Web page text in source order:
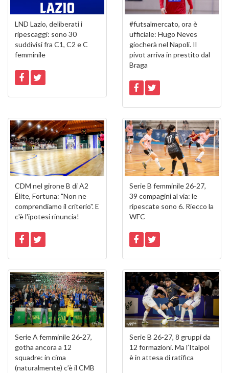
LND Lazio, deliberati i
ripescaggi: sono 30
suddivisi fra C1, C2 e C
femminile
#futsalmercato, ora è
ufficiale: Hugo Neves
giocherà nel Napoli. Il
pivot arriva in prestito dal
Braga
CDM nel girone B di A2
Élite, Fortuna: "Non ne
comprendiamo il criterio". E
c'è l'ipotesi rinuncia!
Serie B femminile 26-27,
39 compagini al via: le
ripescate sono 6. Riecco la
WFC
Serie A femminile 26-27,
gotha ancora a 12
squadre: in cima
(naturalmente) c’è il CMB
Serie B 26-27, 8 gruppi da
12 formazioni. Ma l’Italpol
è in attesa di ratifica